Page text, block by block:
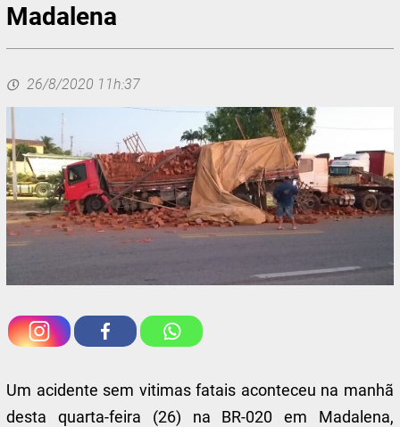
Madalena
26/8/2020 11h:37
Um acidente sem vitimas fatais aconteceu na manhã
desta quarta-feira (26) na BR-020 em Madalena,